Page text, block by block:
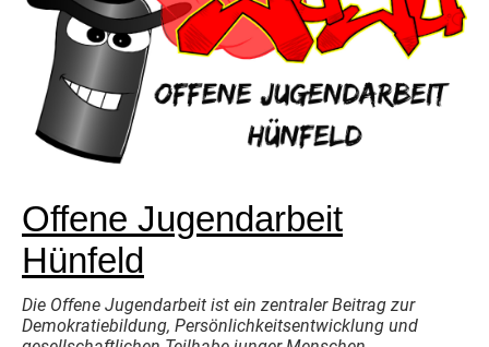
Offene Jugendarbeit
Hünfeld
Die Offene Jugendarbeit ist ein zentraler Beitrag zur
Demokratiebildung, Persönlichkeitsentwicklung und